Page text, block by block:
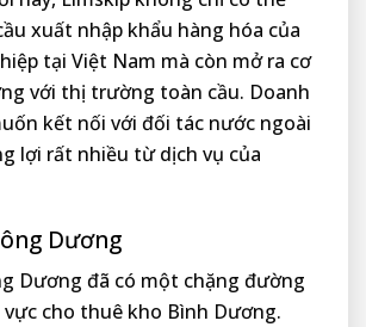
xuất nhập khẩu hàng hóa của
tại Việt Nam mà còn mở ra cơ
với thị trường toàn cầu. Doanh
kết nối với đối tác nước ngoài
lợi rất nhiều từ dịch vụ của
Dương
Dương đã có một chặng đường
cho thuê kho Bình Dương.